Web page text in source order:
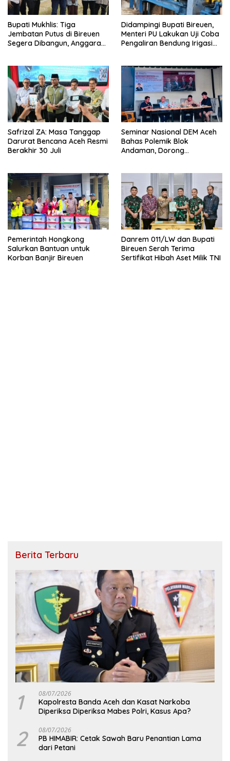
Bupati Mukhlis: Tiga
Jembatan Putus di Bireuen
Segera Dibangun, Anggaran
Didampingi Bupati Bireuen,
Menteri PU Lakukan Uji Coba
Pengaliran Bendung Irigasi
Safrizal ZA: Masa Tanggap
Darurat Bencana Aceh Resmi
Berakhir 30 Juli
Seminar Nasional DEM Aceh
Bahas Polemik Blok
Andaman, Dorong
Pemerintah Hongkong
Salurkan Bantuan untuk
Korban Banjir Bireuen
Danrem 011/LW dan Bupati
Bireuen Serah Terima
Sertifikat Hibah Aset Milik TNI
Berita Terbaru
1 08/07/2026
Kapolresta Banda Aceh dan Kasat Narkoba
Diperiksa Diperiksa Mabes Polri, Kasus Apa?
2 08/07/2026
PB HIMABIR: Cetak Sawah Baru Penantian Lama
dari Petani